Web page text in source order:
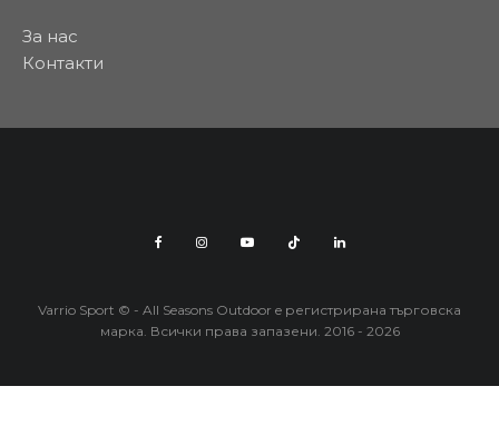
За нас
Контакти
Varrio Sport © - All Seasons Outdoor e регистрирана търговска
марка. Всички права запазени. 2016 - 2026